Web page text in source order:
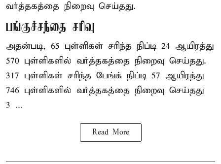
வர்த்தகத்தை நிறைவு செய்தது.
பங்குச்சந்தை சரிவு
அதன்படி, 65 புள்ளிகள் சரிந்த நிப்டி 24 ஆயிரத்து
570 புள்ளிகளில் வர்த்தகத்தை நிறைவு செய்தது.
317 புள்ளிகள் சரிந்த பேங்க் நிப்டி 57 ஆயிரத்து
746 புள்ளிகளில் வர்த்தகத்தை நிறைவு செய்தது
3 ...
Read More